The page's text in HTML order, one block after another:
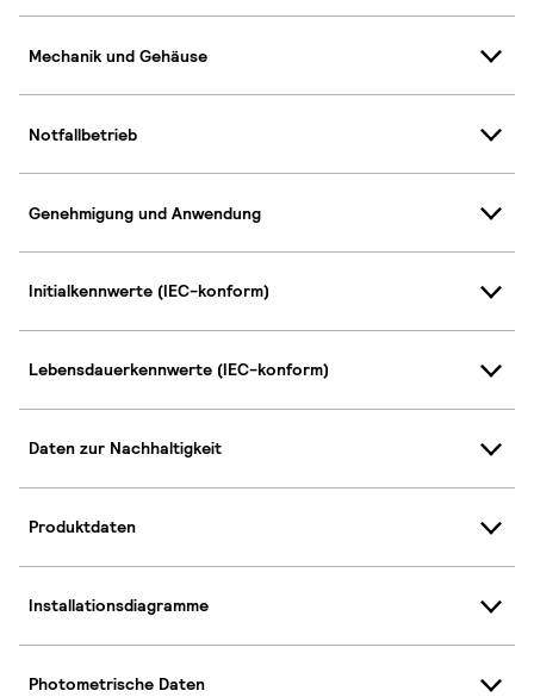
Mechanik und Gehäuse
Notfallbetrieb
Genehmigung und Anwendung
Initialkennwerte (IEC-konform)
Lebensdauerkennwerte (IEC-konform)
Daten zur Nachhaltigkeit
Produktdaten
Installationsdiagramme
Photometrische Daten